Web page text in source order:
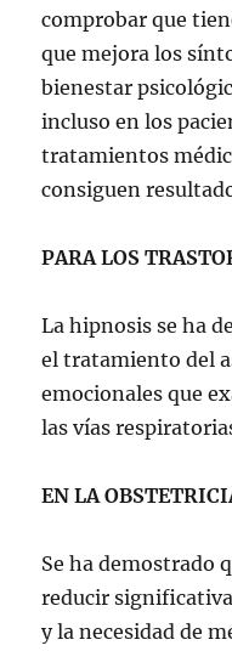
comprobar que
que mejora los
bienestar
incluso en los
tratamientos
consiguen
PARA LOS
La hipnosis se ha
el tratamiento del
emocionales que
las vías
EN LA
Se ha demostrado
reducir
y la necesidad de